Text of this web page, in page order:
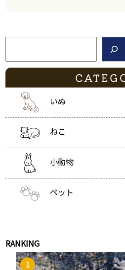
検索
いぬ
ねこ
小動物
ペット
RANKING